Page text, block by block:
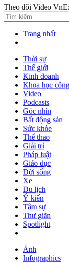
Theo dõi Video
Trang nhất
Thời sự
Thế giới
Kinh doanh
Khoa học
Video
Podcasts
Góc nhìn
Bất động sản
Sức khỏe
Thể thao
Giải trí
Pháp luật
Giáo dục
Đời sống
Xe
Du lịch
Ý kiến
Tâm sự
Thư giãn
Spotlight
Ảnh
Infographics